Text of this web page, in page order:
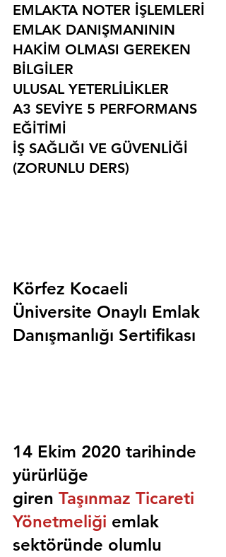
EMLAKTA NOTER İŞLEMLERİ
EMLAK DANIŞMANININ
HAKİM OLMASI GEREKEN
BİLGİLER
ULUSAL YETERLİLİKLER
A3 SEVİYE 5 PERFORMANS
EĞİTİMİ
İŞ SAĞLIĞI VE GÜVENLİĞİ
(ZORUNLU DERS)
Körfez Kocaeli
Üniversite Onaylı Emlak
Danışmanlığı Sertifikası
14 Ekim 2020 tarihinde
yürürlüğe
giren Taşınmaz Ticareti
Yönetmeliği emlak
sektöründe olumlu